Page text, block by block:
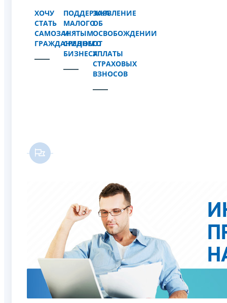
ХОЧУ
СТАТЬ
САМОЗАНЯТЫМ
ГРАЖДАНИНОМ
ПОДДЕРЖКА
МАЛОГО
И
СРЕДНЕГО
БИЗНЕСА
ЗАЯВЛЕНИЕ
ОБ
ОСВОБОЖДЕНИИ
ОТ
УПЛАТЫ
СТРАХОВЫХ
ВЗНОСОВ